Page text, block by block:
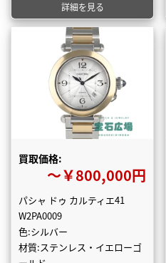
詳細を見る
買取価格:
〜￥800,000円
パシャ ドゥ カルティエ41
W2PA0009
色:シルバー
材質:ステンレス・イエローゴ